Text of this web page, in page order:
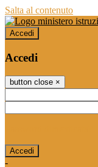
Salta al contenuto
Accedi
Accedi
button close ×
-